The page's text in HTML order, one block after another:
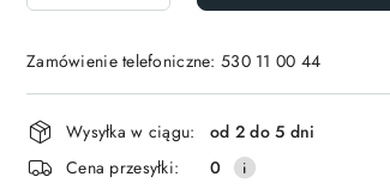
Zamówienie telefoniczne: 530 11 00 44
Dostępność
i
Wysyłka w ciągu:
od 2 do 5 dni
Cena przesyłki:
0